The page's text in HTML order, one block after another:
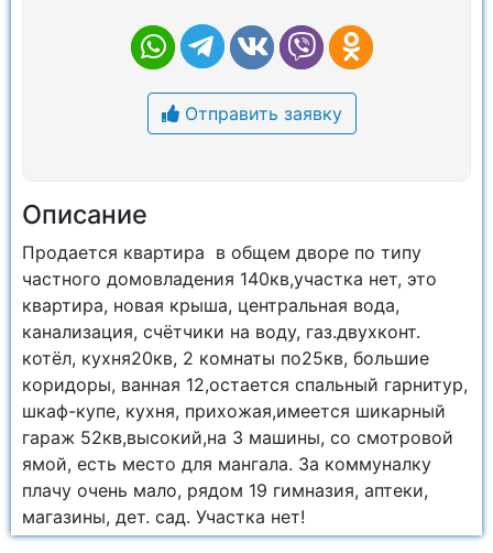
Отправить заявку
Описание
Продается квартира в общем дворе по типу
частного домовладения 140кв,участка нет, это
квартира, новая крыша, центральная вода,
канализация, счётчики на воду, газ.двухконт.
котёл, кухня20кв, 2 комнаты по25кв, большие
коридоры, ванная 12,остается спальный гарнитур,
шкаф-купе, кухня, прихожая,имеется шикарный
гараж 52кв,высокий,на 3 машины, со смотровой
ямой, есть место для мангала. За коммуналку
плачу очень мало, рядом 19 гимназия, аптеки,
магазины, дет. сад. Участка нет!